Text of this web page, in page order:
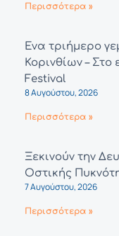
Περισσότερα »
Ένα τριήμερο
Κορινθίων –
Festival
8 Αυγούστου, 2026
Περισσότερα »
Ξεκινούν την
Οστικής
7 Αυγούστου, 2026
Περισσότερα »